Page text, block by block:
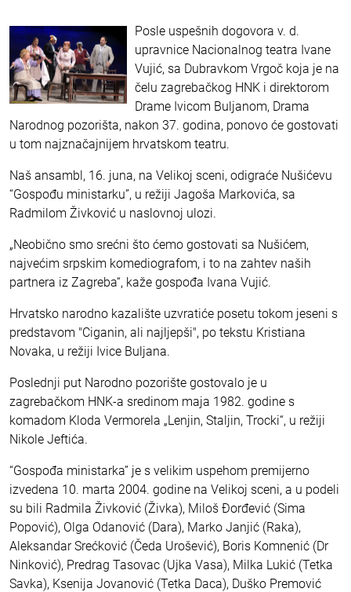
Posle uspešnih dogovora v. d.
upravnice Nacionalnog teatra Ivane
Vujić, sa Dubravkom Vrgoč koja je na
čelu zagrebačkog HNK i direktorom
Drame Ivicom Buljanom, Drama
Narodnog pozorišta, nakon 37. godina, ponovo će gostovati
u tom najznačajnijem hrvatskom teatru.
Naš ansambl, 16. juna, na Velikoj sceni, odigraće Nušićevu
“Gospođu ministarku”, u režiji Jagoša Markovića, sa
Radmilom Živković u naslovnoj ulozi.
„Neobično smo srećni što ćemo gostovati sa Nušićem,
najvećim srpskim komediografom, i to na zahtev naših
partnera iz Zagreba“, kaže gospođa Ivana Vujić.
Hrvatsko narodno kazalište uzvratiće posetu tokom jeseni s
predstavom "Ciganin, ali najljepši", po tekstu Kristiana
Novaka, u režiji Ivice Buljana.
Poslednji put Narodno pozorište gostovalo je u
zagrebačkom HNK-a sredinom maja 1982. godine s
komadom Kloda Vermorela „Lenjin, Staljin, Trocki“, u režiji
Nikole Jeftića.
“Gospođa ministarka” je s velikim uspehom premijerno
izvedena 10. marta 2004. godine na Velikoj sceni, a u podeli
su bili Radmila Živković (Živka), Miloš Đorđević (Sima
Popović), Olga Odanović (Dara), Marko Janjić (Raka),
Aleksandar Srećković (Čeda Urošević), Boris Komnenić (Dr
Ninković), Predrag Tasovac (Ujka Vasa), Milka Lukić (Tetka
Savka), Ksenija Jovanović (Tetka Daca), Duško Premović